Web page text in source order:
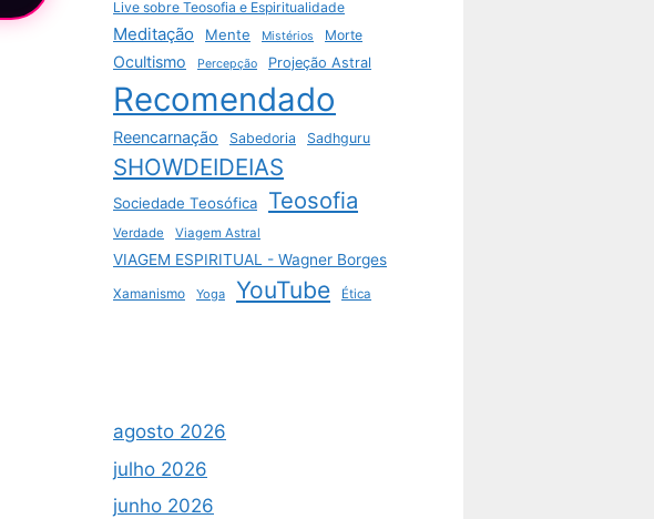
Live sobre Teosofia e Espiritualidade
Meditação Mente Mistérios Morte
Ocultismo Percepção Projeção Astral
Recomendado
Reencarnação Sabedoria Sadhguru
SHOWDEIDEIAS
Sociedade Teosófica Teosofia
Verdade Viagem Astral
VIAGEM ESPIRITUAL - Wagner Borges
Xamanismo Yoga YouTube Ética
agosto 2026
julho 2026
junho 2026